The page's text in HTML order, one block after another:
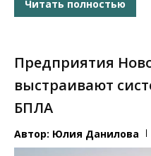
Читать полностью
Предприятия
выстраивают
БПЛА
Автор: Юлия Данилова